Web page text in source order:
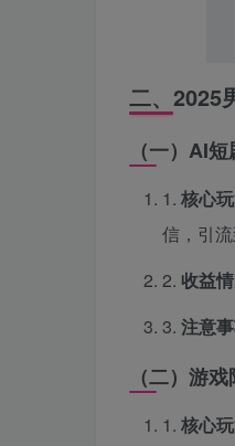
二、2025
（一）AI
1. 核心
信，引流
2. 收益
3. 注意
（二）游
1. 核心